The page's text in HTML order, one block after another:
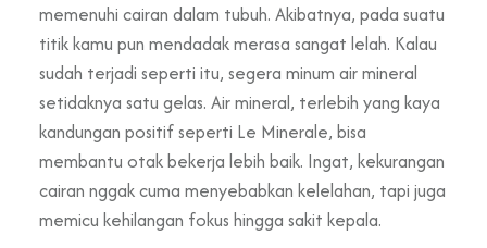
memenuhi cairan dalam tubuh. Akibatnya, pada suatu
titik kamu pun mendadak merasa sangat lelah. Kalau
sudah terjadi seperti itu, segera minum air mineral
setidaknya satu gelas. Air mineral, terlebih yang kaya
kandungan positif seperti Le Minerale, bisa
membantu otak bekerja lebih baik. Ingat, kekurangan
cairan nggak cuma menyebabkan kelelahan, tapi juga
memicu kehilangan fokus hingga sakit kepala.